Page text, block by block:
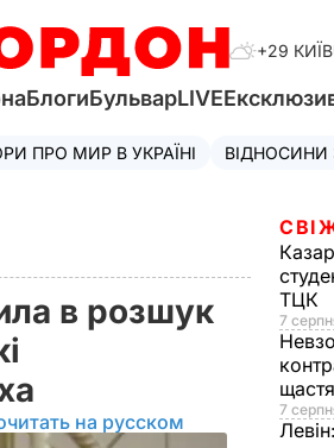
+29 КИЇВ
БлогиБульварLIVE
ПРО МИР В УКРАЇНІ
в розшук
на русском
ТЦК
7
щастя
7
Левін: